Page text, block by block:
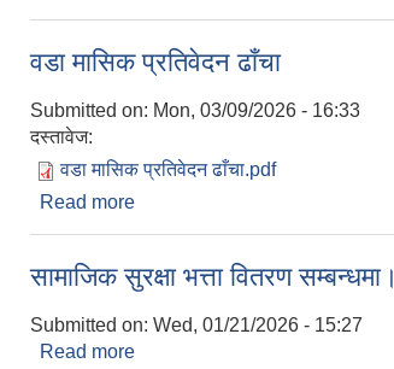
वडा मासिक प्रतिवेदन ढाँचा
Submitted on: Mon, 03/09/2026 - 16:33
दस्तावेज:
वडा मासिक प्रतिवेदन ढाँचा.pdf
Read more
सामाजिक सुरक्षा भत्ता वितरण सम्बन्धमा।
Submitted on: Wed, 01/21/2026 - 15:27
Read more